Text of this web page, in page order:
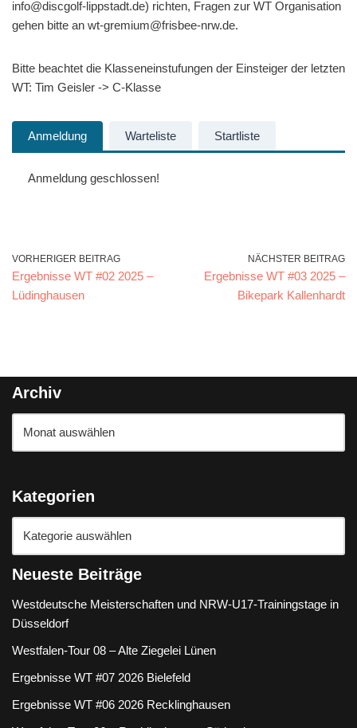
info@discgolf-lippstadt.de) richten, Fragen zur WT Organisation
gehen bitte an wt-gremium@frisbee-nrw.de.
Bitte beachtet die Klasseneinstufungen der Einsteiger der letzten
WT: Tim Geisler -> C-Klasse
Anmeldung Warteliste Startliste
Anmeldung geschlossen!
VORHERIGER BEITRAG
Ergebnisse WT #02 2025 –
Lüdinghausen
NÄCHSTER BEITRAG
Ergebnisse WT #03 2025 –
Bikepark Kallenhardt
Archiv
Kategorien
Neueste Beiträge
Westdeutsche Meisterschaften und NRW-U17-Trainingstage in
Düsseldorf
Westfalen-Tour 08 – Alte Ziegelei Lünen
Ergebnisse WT #07 2026 Bielefeld
Ergebnisse WT #06 2026 Recklinghausen